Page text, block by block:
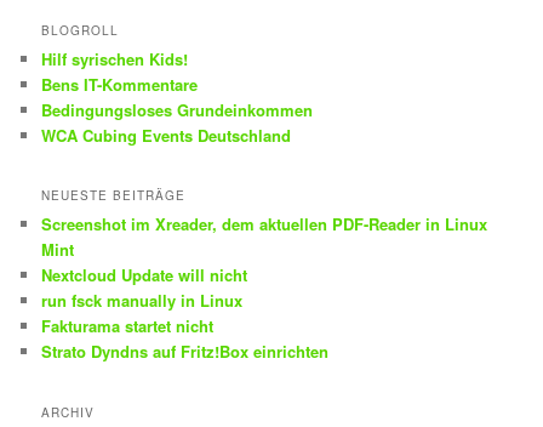
BLOGROLL
Hilf syrischen Kids!
Bens IT-Kommentare
Bedingungsloses Grundeinkommen
WCA Cubing Events Deutschland
NEUESTE BEITRÄGE
Screenshot im Xreader, dem aktuellen PDF-Reader in Linux
Mint
Nextcloud Update will nicht
run fsck manually in Linux
Fakturama startet nicht
Strato Dyndns auf Fritz!Box einrichten
ARCHIV